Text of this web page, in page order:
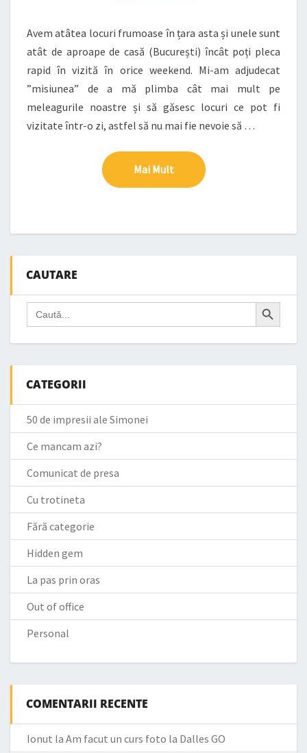
Avem atâtea locuri frumoase în țara asta și unele sunt
atât de aproape de casă (București) încât poți pleca
rapid în vizită în orice weekend. Mi-am adjudecat
”misiunea” de a mă plimba cât mai mult pe
meleagurile noastre și să găsesc locuri ce pot fi
vizitate într-o zi, astfel să nu mai fie nevoie să …
Mai MultMai Mult
CAUTARE
Search
for:
Search Button
CATEGORII
50 de impresii ale Simonei
Ce mancam azi?
Comunicat de presa
Cu trotineta
Fără categorie
Hidden gem
La pas prin oras
Out of office
Personal
COMENTARII RECENTE
Ionut la Am facut un curs foto la Dalles GO